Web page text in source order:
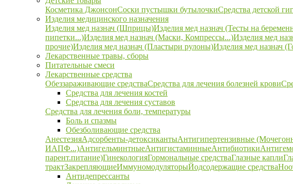
Косметика ДжонсонСоски пустышки бутылочкиСредства детской
Изделия медицинского назначения
Изделия мед назнач (Шприцы)Изделия мед назнач (Тесты на
пипетки...)Изделия мед назнач (Маски, Компрессы...)Изделия мед
прочие)Изделия мед назнач (Пластыри рулоны)Изделия мед назнач
Лекарственные травы, сборы
Питательные смеси
Лекарственные средства
Обеззараживающие средстваСредства для лечения болезней крови
Средства для лечения костей
Средства для лечения суставов
Средства для лечения боли, температуры
Боль и спазмы
Обезболивающие средства
АнестезияАдсорбенты-детоксикантыАнтигипертензивные
ИАПФ...)АнтигельминтныеАнтигистаминныеАнтибиотики
парент.питание)ГинекологияГормональные средстваГлазные капли
трактЗакрепляющиеИммуномодуляторыЙодсодержащие средства
Антидепрессанты